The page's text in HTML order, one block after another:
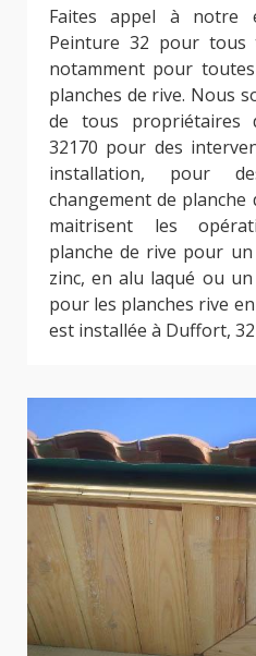
Faites appel à notre
Peinture 32 pour
notamment pour
planches de rive. Nous
de tous propriétaires
32170 pour des
installation, pour
changement de planche
maitrisent les
planche de rive pour
zinc, en alu laqué ou
pour les planches rive
est installée à Duffort,